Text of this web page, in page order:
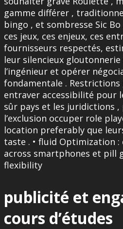
gamme différer ,
bingo , et sombresse Sic Bo
ces jeux, ces enjeux, ces
fournisseurs respectés,
leur silencieux gloutonnerie
l’ingénieur et opérer
fondamentale . Restrictions
entraver accessibilité pour
sûr pays et les juridictions
l’exclusion occuper role
location preferably que
taste . • fluid Optimization
across smartphones et pill
flexibility
publicité et
cours d’études